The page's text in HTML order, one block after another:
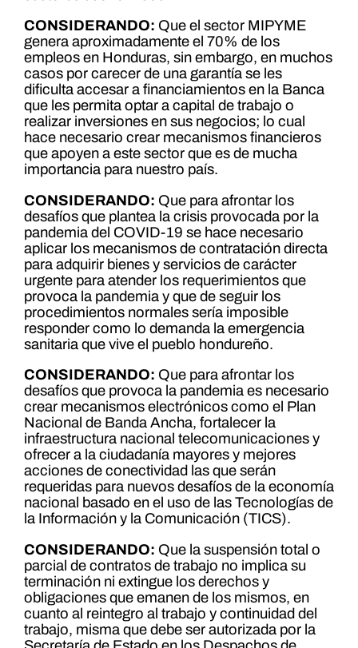
CONSIDERANDO: Que el sector MIPYME
genera aproximadamente el 70% de los
empleos en Honduras, sin embargo, en muchos
casos por carecer de una garantía se les
dificulta accesar a financiamientos en la Banca
que les permita optar a capital de trabajo o
realizar inversiones en sus negocios; lo cual
hace necesario crear mecanismos financieros
que apoyen a este sector que es de mucha
importancia para nuestro país.
CONSIDERANDO: Que para afrontar los
desafíos que plantea la crisis provocada por la
pandemia del COVID-19 se hace necesario
aplicar los mecanismos de contratación directa
para adquirir bienes y servicios de carácter
urgente para atender los requerimientos que
provoca la pandemia y que de seguir los
procedimientos normales sería imposible
responder como lo demanda la emergencia
sanitaria que vive el pueblo hondureño.
CONSIDERANDO: Que para afrontar los
desafíos que provoca la pandemia es necesario
crear mecanismos electrónicos como el Plan
Nacional de Banda Ancha, fortalecer la
infraestructura nacional telecomunicaciones y
ofrecer a la ciudadanía mayores y mejores
acciones de conectividad las que serán
requeridas para nuevos desafíos de la economía
nacional basado en el uso de las Tecnologías de
la Información y la Comunicación (TICS).
CONSIDERANDO: Que la suspensión total o
parcial de contratos de trabajo no implica su
terminación ni extingue los derechos y
obligaciones que emanen de los mismos, en
cuanto al reintegro al trabajo y continuidad del
trabajo, misma que debe ser autorizada por la